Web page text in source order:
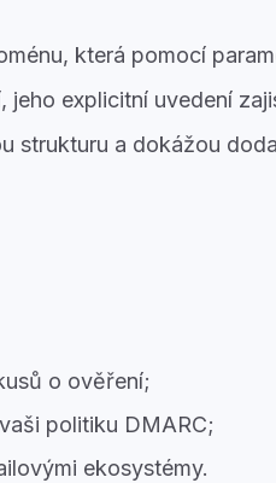
která pomocí
jeho explicitní uvedení
strukturu a dokážou
o ověření;
politiku DMARC;
ekosystémy.